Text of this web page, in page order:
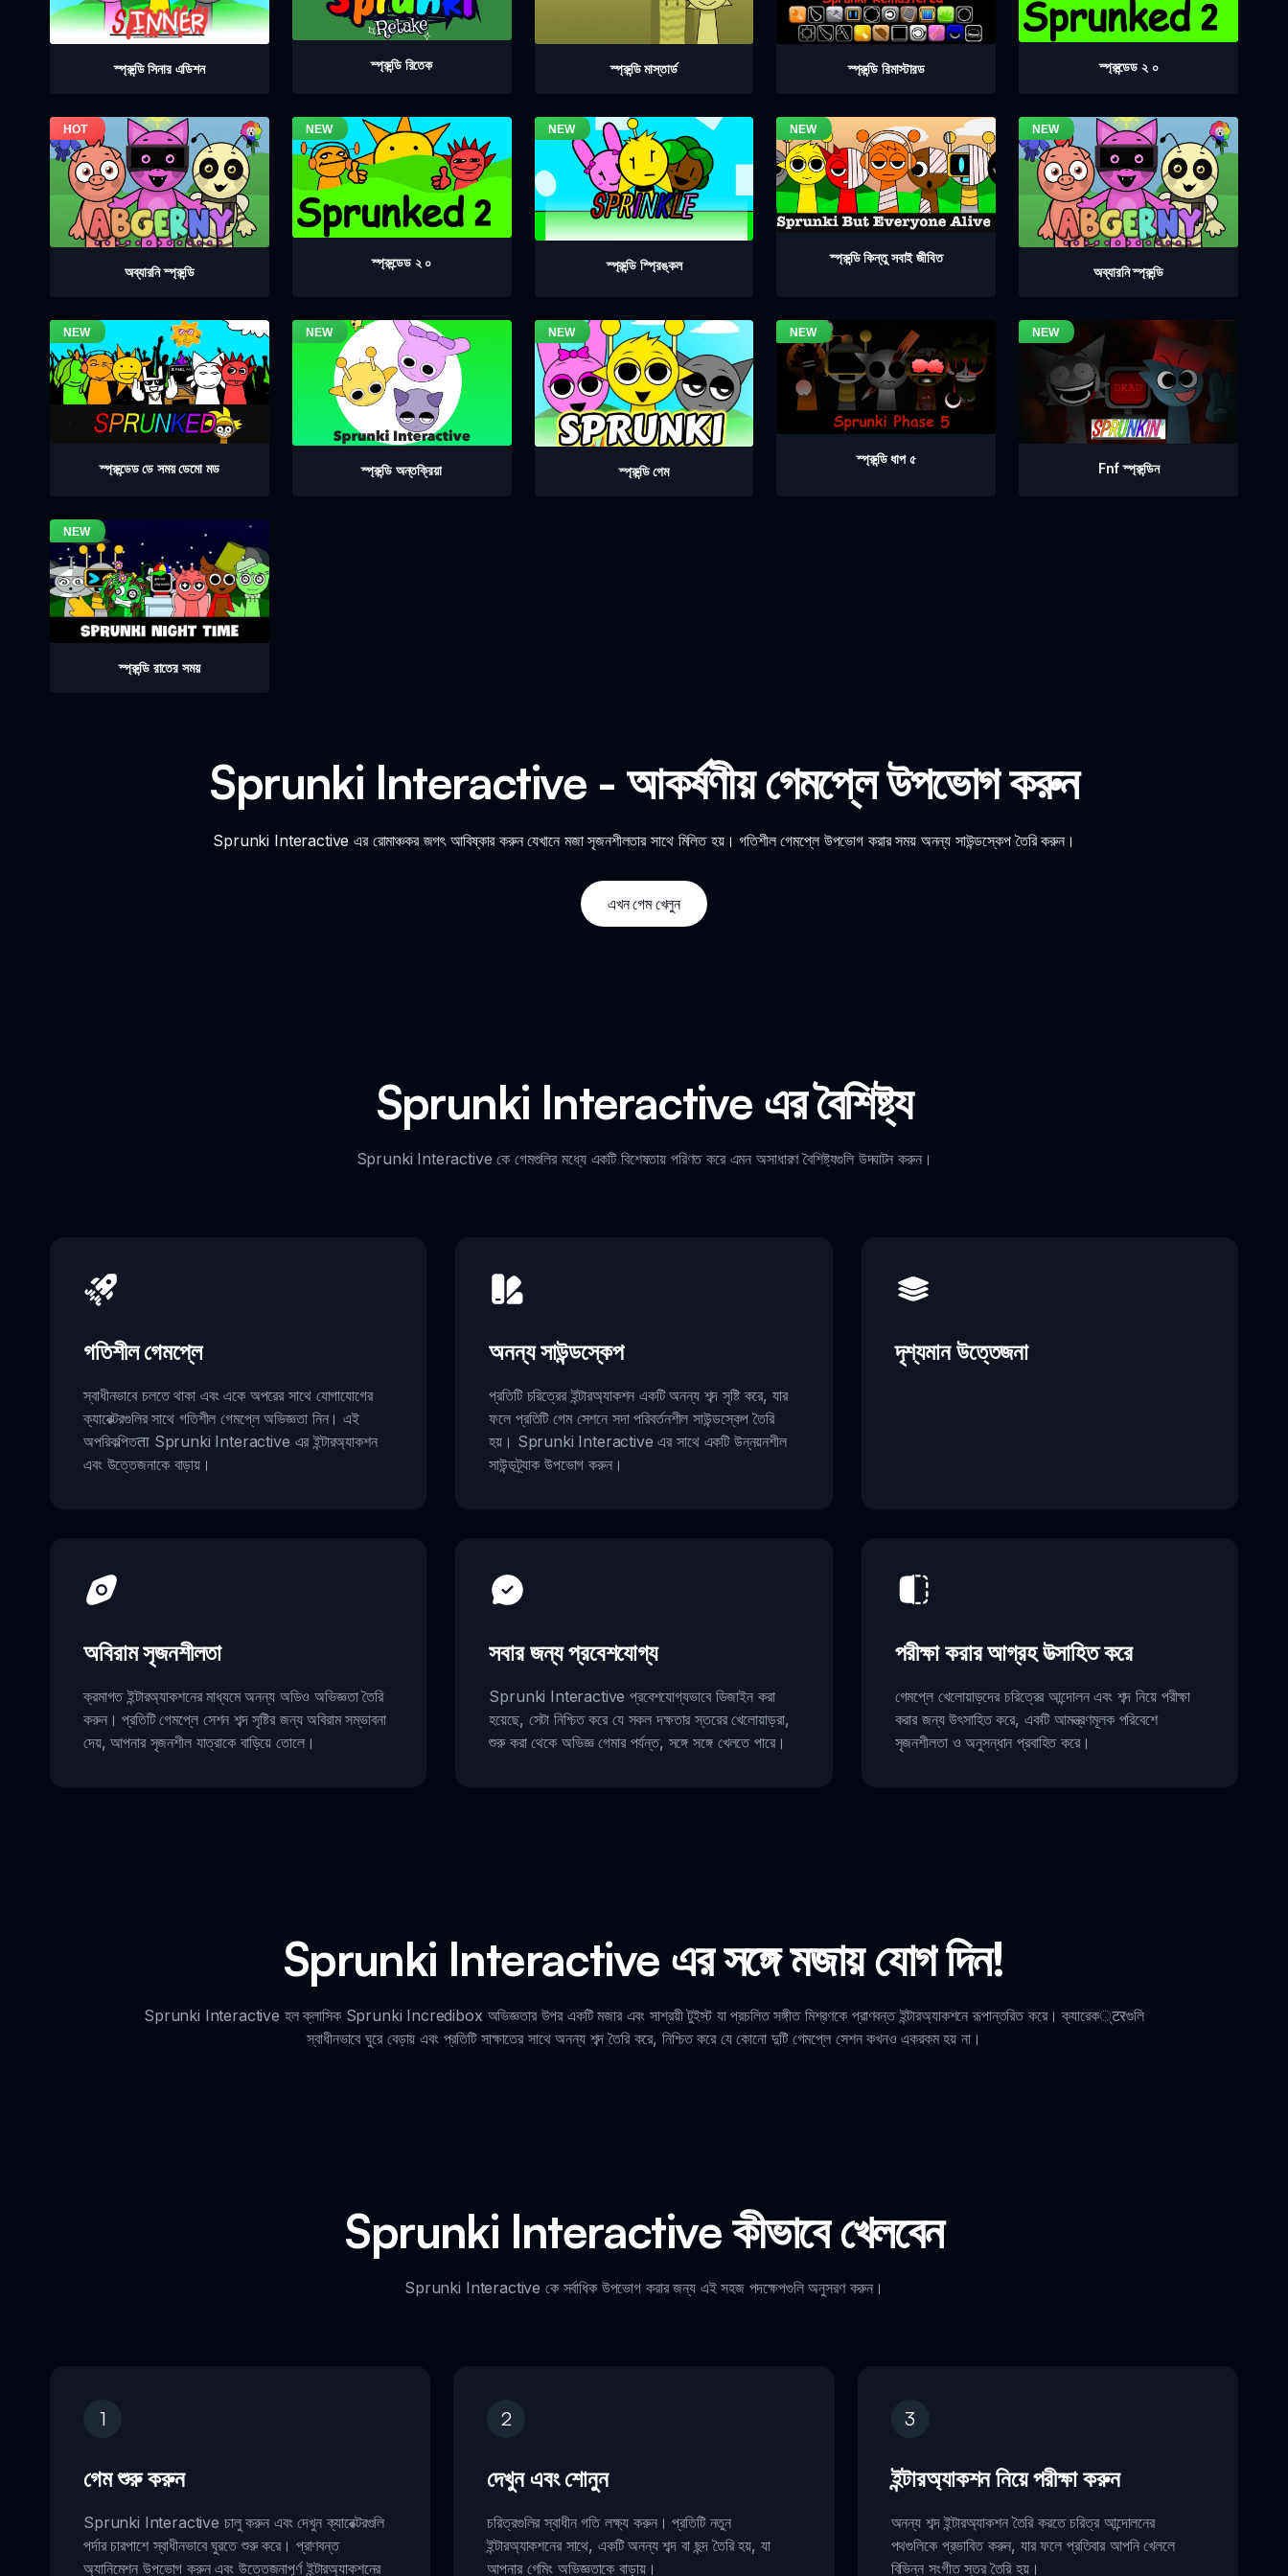
স্প্রুন্ডি সিনার এডিশন স্প্রুন্ডি রিতেক স্প্রুন্ডি মাস্তার্ড স্প্রুন্ডি রিমাস্টারড স্প্রুন্ডেড ২ ০
অব্যারনি স্প্রুন্ডি
স্প্রুন্ডেড ২ ০ স্প্রুন্ডি স্প্রিঙ্কল
স্প্রুন্ডি কিন্তু সবাই জীবিত
অব্যারনি স্প্রুন্ডি
স্প্রুন্ডেড ডে সময় ডেমো মড স্প্রুন্ডি অন্তক্রিয়া স্প্রুন্ডি গেম
স্প্রুন্ডি ধাপ ৫
Fnf স্প্রুন্ডিন
স্প্রুন্ডি রাতের সময়
Sprunki Interactive - আকর্ষণীয় গেমপ্লে উপভোগ করুন
Sprunki Interactive এর রোমাঞ্চকর জগৎ আবিষ্কার করুন যেখানে মজা সৃজনশীলতার সাথে মিলিত হয়। গতিশীল গেমপ্লে উপভোগ করার সময় অনন্য সাউন্ডস্কেপ তৈরি করুন।
এখন গেম খেলুন
Sprunki Interactive এর বৈশিষ্ট্য
Sprunki Interactive কে গেমগুলির মধ্যে একটি বিশেষতায় পরিণত করে এমন অসাধারণ বৈশিষ্ট্যগুলি উদ্ঘাটন করুন।
গতিশীল গেমপ্লে
স্বাধীনভাবে চলতে থাকা এবং একে অপরের সাথে যোগাযোগের
ক্যারেক্টরগুলির সাথে গতিশীল গেমপ্লে অভিজ্ঞতা নিন। এই
অপরিকল্পিতता Sprunki Interactive এর ইন্টারঅ্যাকশন
এবং উত্তেজনাকে বাড়ায়।
অনন্য সাউন্ডস্কেপ
প্রতিটি চরিত্রের ইন্টারঅ্যাকশন একটি অনন্য শব্দ সৃষ্টি করে, যার
ফলে প্রতিটি গেম সেশনে সদা পরিবর্তনশীল সাউন্ডস্কেপ তৈরি
হয়। Sprunki Interactive এর সাথে একটি উন্নয়নশীল
সাউন্ডট্র্যাক উপভোগ করুন।
দৃশ্যমান উত্তেজনা
অবিরাম সৃজনশীলতা
ক্রমাগত ইন্টারঅ্যাকশনের মাধ্যমে অনন্য অডিও অভিজ্ঞতা তৈরি
করুন। প্রতিটি গেমপ্লে সেশন শব্দ সৃষ্টির জন্য অবিরাম সম্ভাবনা
দেয়, আপনার সৃজনশীল যাত্রাকে বাড়িয়ে তোলে।
সবার জন্য প্রবেশযোগ্য
Sprunki Interactive প্রবেশযোগ্যভাবে ডিজাইন করা
হয়েছে, সেটা নিশ্চিত করে যে সকল দক্ষতার স্তরের খেলোয়াড়রা,
শুরু করা থেকে অভিজ্ঞ গেমার পর্যন্ত, সঙ্গে সঙ্গে খেলতে পারে।
পরীক্ষা করার আগ্রহ উত্সাহিত করে
গেমপ্লে খেলোয়াড়দের চরিত্রের আন্দোলন এবং শব্দ নিয়ে পরীক্ষা
করার জন্য উৎসাহিত করে, একটি আমন্ত্রণমূলক পরিবেশে
সৃজনশীলতা ও অনুসন্ধান প্রবাহিত করে।
Sprunki Interactive এর সঙ্গে মজায় যোগ দিন!
Sprunki Interactive হল ক্লাসিক Sprunki Incredibox অভিজ্ঞতার উপর একটি মজার এবং সাশ্রয়ী টুইস্ট যা প্রচলিত সঙ্গীত মিশ্রণকে প্রাণবন্ত ইন্টারঅ্যাকশনে রূপান্তরিত করে। ক্যারেক्टरগুলি
স্বাধীনভাবে ঘুরে বেড়ায় এবং প্রতিটি সাক্ষাতের সাথে অনন্য শব্দ তৈরি করে, নিশ্চিত করে যে কোনো দুটি গেমপ্লে সেশন কখনও একরকম হয় না।
Sprunki Interactive কীভাবে খেলবেন
Sprunki Interactive কে সর্বাধিক উপভোগ করার জন্য এই সহজ পদক্ষেপগুলি অনুসরণ করুন।
1
গেম শুরু করুন
Sprunki Interactive চালু করুন এবং দেখুন ক্যারেক্টরগুলি
পর্দার চারপাশে স্বাধীনভাবে ঘুরতে শুরু করে। প্রাণবন্ত
অ্যানিমেশন উপভোগ করুন এবং উত্তেজনাপূর্ণ ইন্টারঅ্যাকশনের
2
দেখুন এবং শোনুন
চরিত্রগুলির স্বাধীন গতি লক্ষ্য করুন। প্রতিটি নতুন
ইন্টারঅ্যাকশনের সাথে, একটি অনন্য শব্দ বা ছন্দ তৈরি হয়, যা
আপনার গেমিং অভিজ্ঞতাকে বাড়ায়।
3
ইন্টারঅ্যাকশন নিয়ে পরীক্ষা করুন
অনন্য শব্দ ইন্টারঅ্যাকশন তৈরি করতে চরিত্র আন্দোলনের
পথগুলিকে প্রভাবিত করুন, যার ফলে প্রতিবার আপনি খেললে
বিভিন্ন সংগীত স্তর তৈরি হয়।